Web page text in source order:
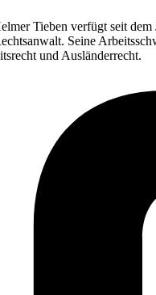
Tieben verfügt seit dem
Seine
und Ausländerrecht.